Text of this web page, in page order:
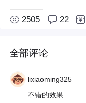
2505 22
全部评论
lixiaoming325
不错的效果